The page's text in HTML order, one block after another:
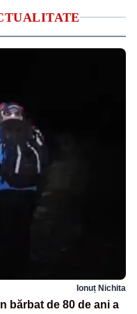
Ionuț Nichita
bărbat de 80 de ani a